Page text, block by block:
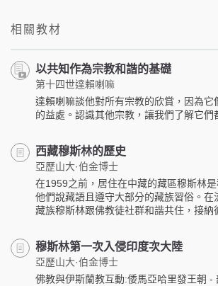
相關教材
以共知作為宗教和諧的基礎
第十四世達賴喇嘛
達賴喇嘛談他對所有宗教的欣賞，因為它
的益處。認識其他宗教，讓我們了解它們
西藏穆斯林的歷史
亞歷山大·伯金博士
在1959之前，居住在中藏的藏區穆斯林是
他們說藏語且遵守大部分的藏族習俗。在
藏族穆斯林跟佛教徒社群和諧共住，接納
穆斯林第一次入侵印度次大陸
亞歷山大·伯金博士
佛教與伊斯蘭教互動:倭馬亞哈里發王朝 -